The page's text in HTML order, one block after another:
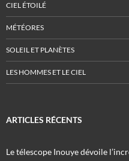
CIEL ÉTOILÉ
MÉTÉORES
SOLEIL ET PLANÈTES
LES HOMMES ET LE CIEL
ARTICLES RÉCENTS
Le télescope Inouye dévoile